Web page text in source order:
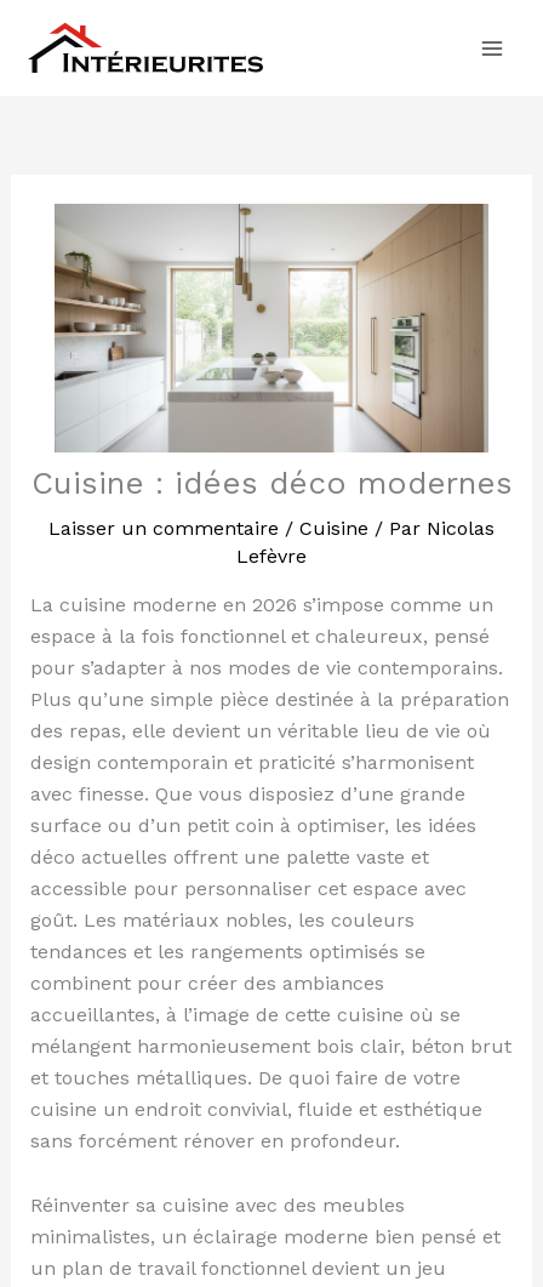
contenu
Cuisine : idées déco modernes
Laisser un commentaire / Cuisine / Par Nicolas
Lefèvre
La cuisine moderne en 2026 s’impose comme un
espace à la fois fonctionnel et chaleureux, pensé
pour s’adapter à nos modes de vie contemporains.
Plus qu’une simple pièce destinée à la préparation
des repas, elle devient un véritable lieu de vie où
design contemporain et praticité s’harmonisent
avec finesse. Que vous disposiez d’une grande
surface ou d’un petit coin à optimiser, les idées
déco actuelles offrent une palette vaste et
accessible pour personnaliser cet espace avec
goût. Les matériaux nobles, les couleurs
tendances et les rangements optimisés se
combinent pour créer des ambiances
accueillantes, à l’image de cette cuisine où se
mélangent harmonieusement bois clair, béton brut
et touches métalliques. De quoi faire de votre
cuisine un endroit convivial, fluide et esthétique
sans forcément rénover en profondeur.
Réinventer sa cuisine avec des meubles
minimalistes, un éclairage moderne bien pensé et
un plan de travail fonctionnel devient un jeu